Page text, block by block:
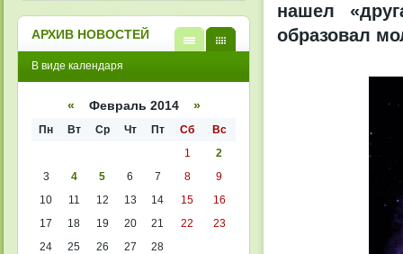
нашел
образовал
АРХИВ НОВОСТЕЙ
кален
списк
В виде календаря
« Февраль 2014 »
Пн Вт Ср Чт Пт Сб
Вс
1
2
3
4 5 6 7 8
9
10
11 12 13 14 15
16
17
18 19 20 21 22
23
24
25 26 27 28